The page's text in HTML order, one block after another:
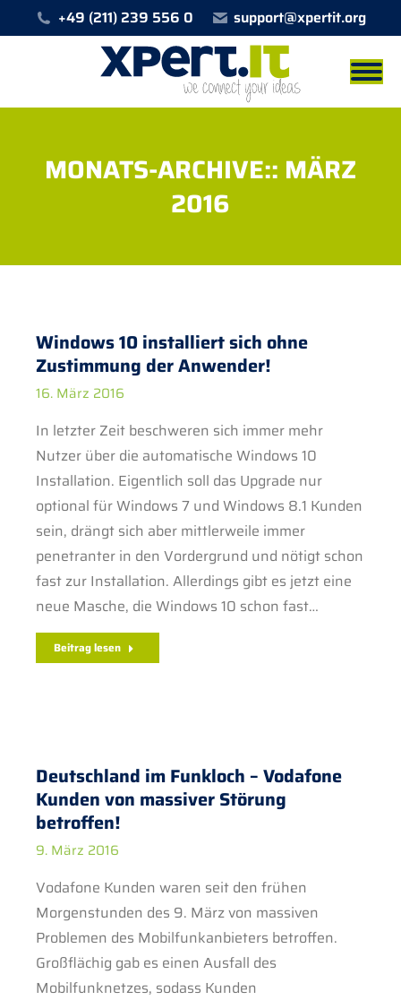
+49 (211) 239 556 0 support@xpertit.org
MONATS-ARCHIVE:: MÄRZ
2016
Windows 10 installiert sich ohne
Zustimmung der Anwender!
16. März 2016
In letzter Zeit beschweren sich immer mehr
Nutzer über die automatische Windows 10
Installation. Eigentlich soll das Upgrade nur
optional für Windows 7 und Windows 8.1 Kunden
sein, drängt sich aber mittlerweile immer
penetranter in den Vordergrund und nötigt schon
fast zur Installation. Allerdings gibt es jetzt eine
neue Masche, die Windows 10 schon fast…
Beitrag lesen
Deutschland im Funkloch – Vodafone
Kunden von massiver Störung
betroffen!
9. März 2016
Vodafone Kunden waren seit den frühen
Morgenstunden des 9. März von massiven
Problemen des Mobilfunkanbieters betroffen.
Großflächig gab es einen Ausfall des
Mobilfunknetzes, sodass Kunden